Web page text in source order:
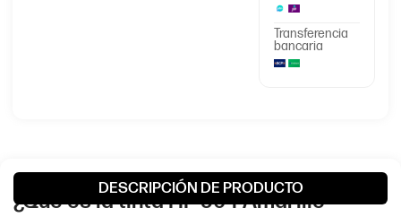
Compatibilidad
D5445/D5460/C6340
Transferencia
bancaria
DESCRIPCIÓN DE PRODUCTO
¿Qué es la tinta HP 564 Amarillo